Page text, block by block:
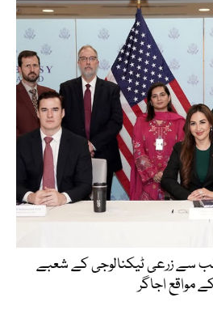
سے زرعی ٹیکنالوجی کے شعبے
مواقع اجاگر